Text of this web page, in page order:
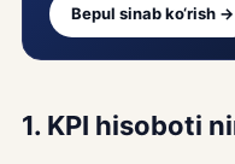
Bepul sinab ko‘rish →
1. KPI hisoboti